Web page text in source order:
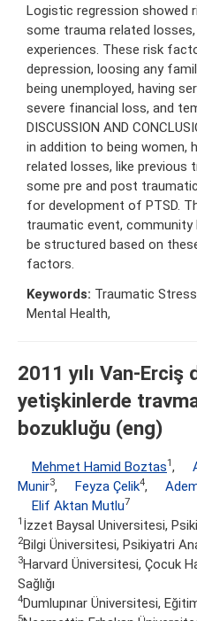
Logistic regression showed
some trauma related
experiences. These risk
depression, loosing any
being unemployed, having
severe financial loss, and
DISCUSSION AND
in addition to being women,
related losses, like previous
some pre and post
for development of PTSD.
traumatic event,
be structured based on
factors.
Keywords: Traumatic
Mental Health,
2011 yılı Van-Erciş
yetişkinlerde
bozukluğu (eng)
Mehmet Hamid Boztas1,
Munir3, Feyza Çelik4,
Elif Aktan Mutlu7
1 İzzet Baysal Universitesi,
2Bilgi Üniversitesi, Psikiyatri
3Harvard Üniversitesi, Çocuk
Sağlığı
4Dumlupınar Üniversitesi,